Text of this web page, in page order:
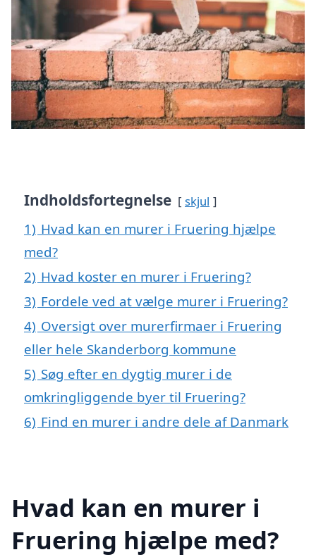
Indholdsfortegnelse skjul
1) Hvad kan en murer i Fruering hjælpe
med?
2) Hvad koster en murer i Fruering?
3) Fordele ved at vælge murer i Fruering?
4) Oversigt over murerfirmaer i Fruering
eller hele Skanderborg kommune
5) Søg efter en dygtig murer i de
omkringliggende byer til Fruering?
6) Find en murer i andre dele af Danmark
Hvad kan en murer i
Fruering hjælpe med?